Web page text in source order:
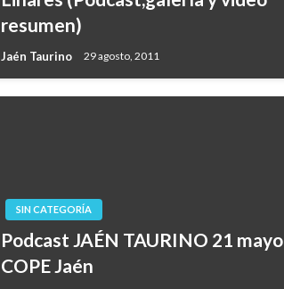
resumen)
Jaén Taurino 29 agosto, 2011
SIN CATEGORÍA
Podcast JAÉN TAURINO 21 mayo
COPE Jaén